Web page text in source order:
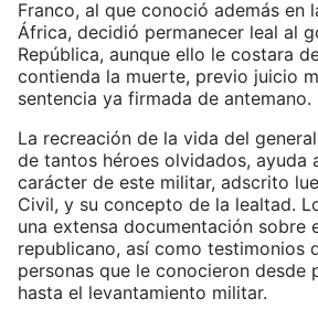
Franco, al que conoció además en
África, decidió permanecer leal al
República, aunque ello le costara
contienda la muerte, previo juicio
sentencia ya firmada de antemano.
La recreación de la vida del
de tantos héroes olvidados, ayuda
carácter de este militar, adscrito
Civil, y su concepto de la lealtad.
una extensa documentación sobre
republicano, así como testimonios
personas que le conocieron desde
hasta el levantamiento militar.